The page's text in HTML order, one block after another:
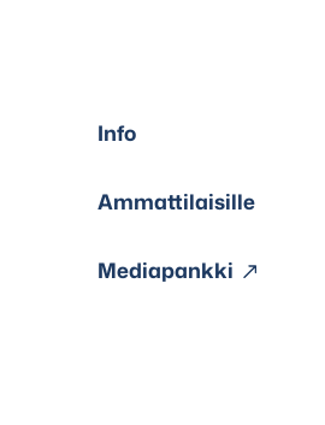
Info
Ammattilaisille
Mediapankki